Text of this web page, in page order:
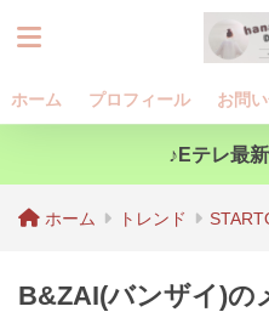
ホーム プロフィール お問
♪Eテレ最
ホーム トレンド
B&ZAI(バンザイ)の